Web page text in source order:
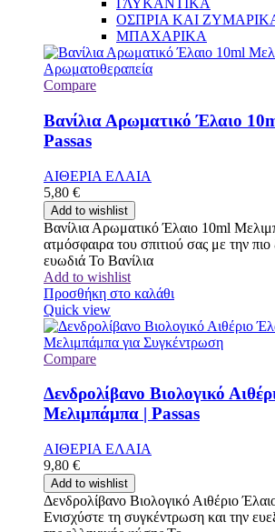
ΓΛΥΚΑΝΤΙΚΑ
ΟΣΠΡΙΑ ΚΑΙ
ΜΠΑΧΑΡΙΚΑ
Compare
Βανίλια Αρωματικό Έλαιο
Passas
ΑΙΘΕΡΙΑ ΕΛΑΙΑ
5,80 €
Add to wishlist
Βανίλια Αρωματικό Έλαιο 10ml
ατμόσφαιρα του σπιτιού σας με την πιο
ευωδιά Το Βανίλια
Add to wishlist
Προσθήκη στο καλάθι
Quick view
Compare
Δενδρολίβανο Βιολογικό
Μελιμπάμπα | Passas
ΑΙΘΕΡΙΑ ΕΛΑΙΑ
9,80 €
Add to wishlist
Δενδρολίβανο Βιολογικό Αιθέριο
Ενισχύστε τη συγκέντρωση και την